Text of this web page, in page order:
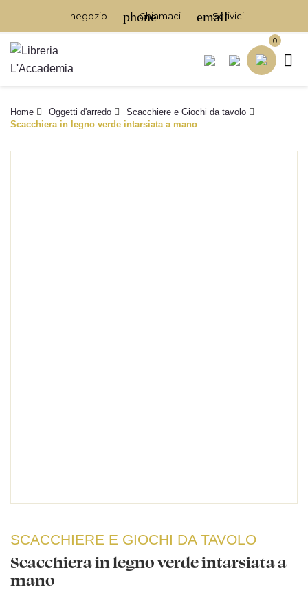
Il negozio phone
Chiamaci email
Scrivici

0
Home Oggetti d'arredo
Scacchiere e Giochi da tavolo
Scacchiera in legno verde intarsiata a mano
SCACCHIERE E GIOCHI DA TAVOLO
Scacchiera in legno verde intarsiata a
mano